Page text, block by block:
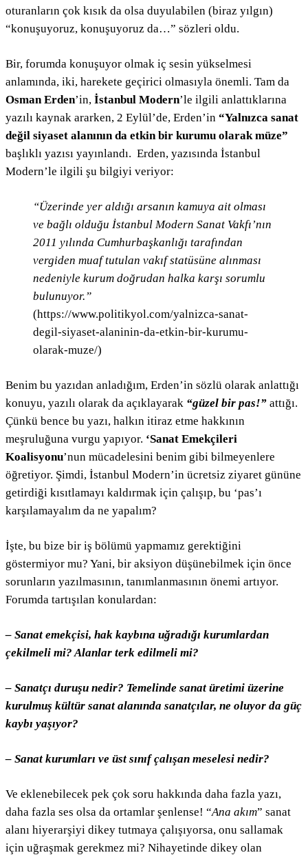
oturanların çok kısık da olsa duyulabilen (biraz yılgın)
“konuşuyoruz, konuşuyoruz da…” sözleri oldu.
Bir, forumda konuşuyor olmak iç sesin yükselmesi
anlamında, iki, harekete geçirici olmasıyla önemli. Tam da
Osman Erden’in, İstanbul Modern’le ilgili anlattıklarına
yazılı kaynak ararken, 2 Eylül’de, Erden’in “Yalnızca sanat
değil siyaset alanının da etkin bir kurumu olarak müze”
başlıklı yazısı yayınlandı. Erden, yazısında İstanbul
Modern’le ilgili şu bilgiyi veriyor:
“Üzerinde yer aldığı arsanın kamuya ait olması
ve bağlı olduğu İstanbul Modern Sanat Vakfı’nın
2011 yılında Cumhurbaşkanlığı tarafından
vergiden muaf tutulan vakıf statüsüne alınması
nedeniyle kurum doğrudan halka karşı sorumlu
bulunuyor.”
(https://www.politikyol.com/yalnizca-sanat-
degil-siyaset-alaninin-da-etkin-bir-kurumu-
olarak-muze/)
Benim bu yazıdan anladığım, Erden’in sözlü olarak anlattığı
konuyu, yazılı olarak da açıklayarak “güzel bir pas!” attığı.
Çünkü bence bu yazı, halkın itiraz etme hakkının
meşruluğuna vurgu yapıyor. ‘Sanat Emekçileri
Koalisyonu’nun mücadelesini benim gibi bilmeyenlere
öğretiyor. Şimdi, İstanbul Modern’in ücretsiz ziyaret gününe
getirdiği kısıtlamayı kaldırmak için çalışıp, bu ‘pas’ı
karşılamayalım da ne yapalım?
İşte, bu bize bir iş bölümü yapmamız gerektiğini
göstermiyor mu? Yani, bir aksiyon düşünebilmek için önce
sorunların yazılmasının, tanımlanmasının önemi artıyor.
Forumda tartışılan konulardan:
– Sanat emekçisi, hak kaybına uğradığı kurumlardan
çekilmeli mi? Alanlar terk edilmeli mi?
– Sanatçı duruşu nedir? Temelinde sanat üretimi üzerine
kurulmuş kültür sanat alanında sanatçılar, ne oluyor da güç
kaybı yaşıyor?
– Sanat kurumları ve üst sınıf çalışan meselesi nedir?
Ve eklenebilecek pek çok soru hakkında daha fazla yazı,
daha fazla ses olsa da ortamlar şenlense! “Ana akım” sanat
alanı hiyerarşiyi dikey tutmaya çalışıyorsa, onu sallamak
için uğraşmak gerekmez mi? Nihayetinde dikey olan